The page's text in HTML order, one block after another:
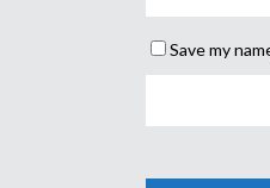
Save my